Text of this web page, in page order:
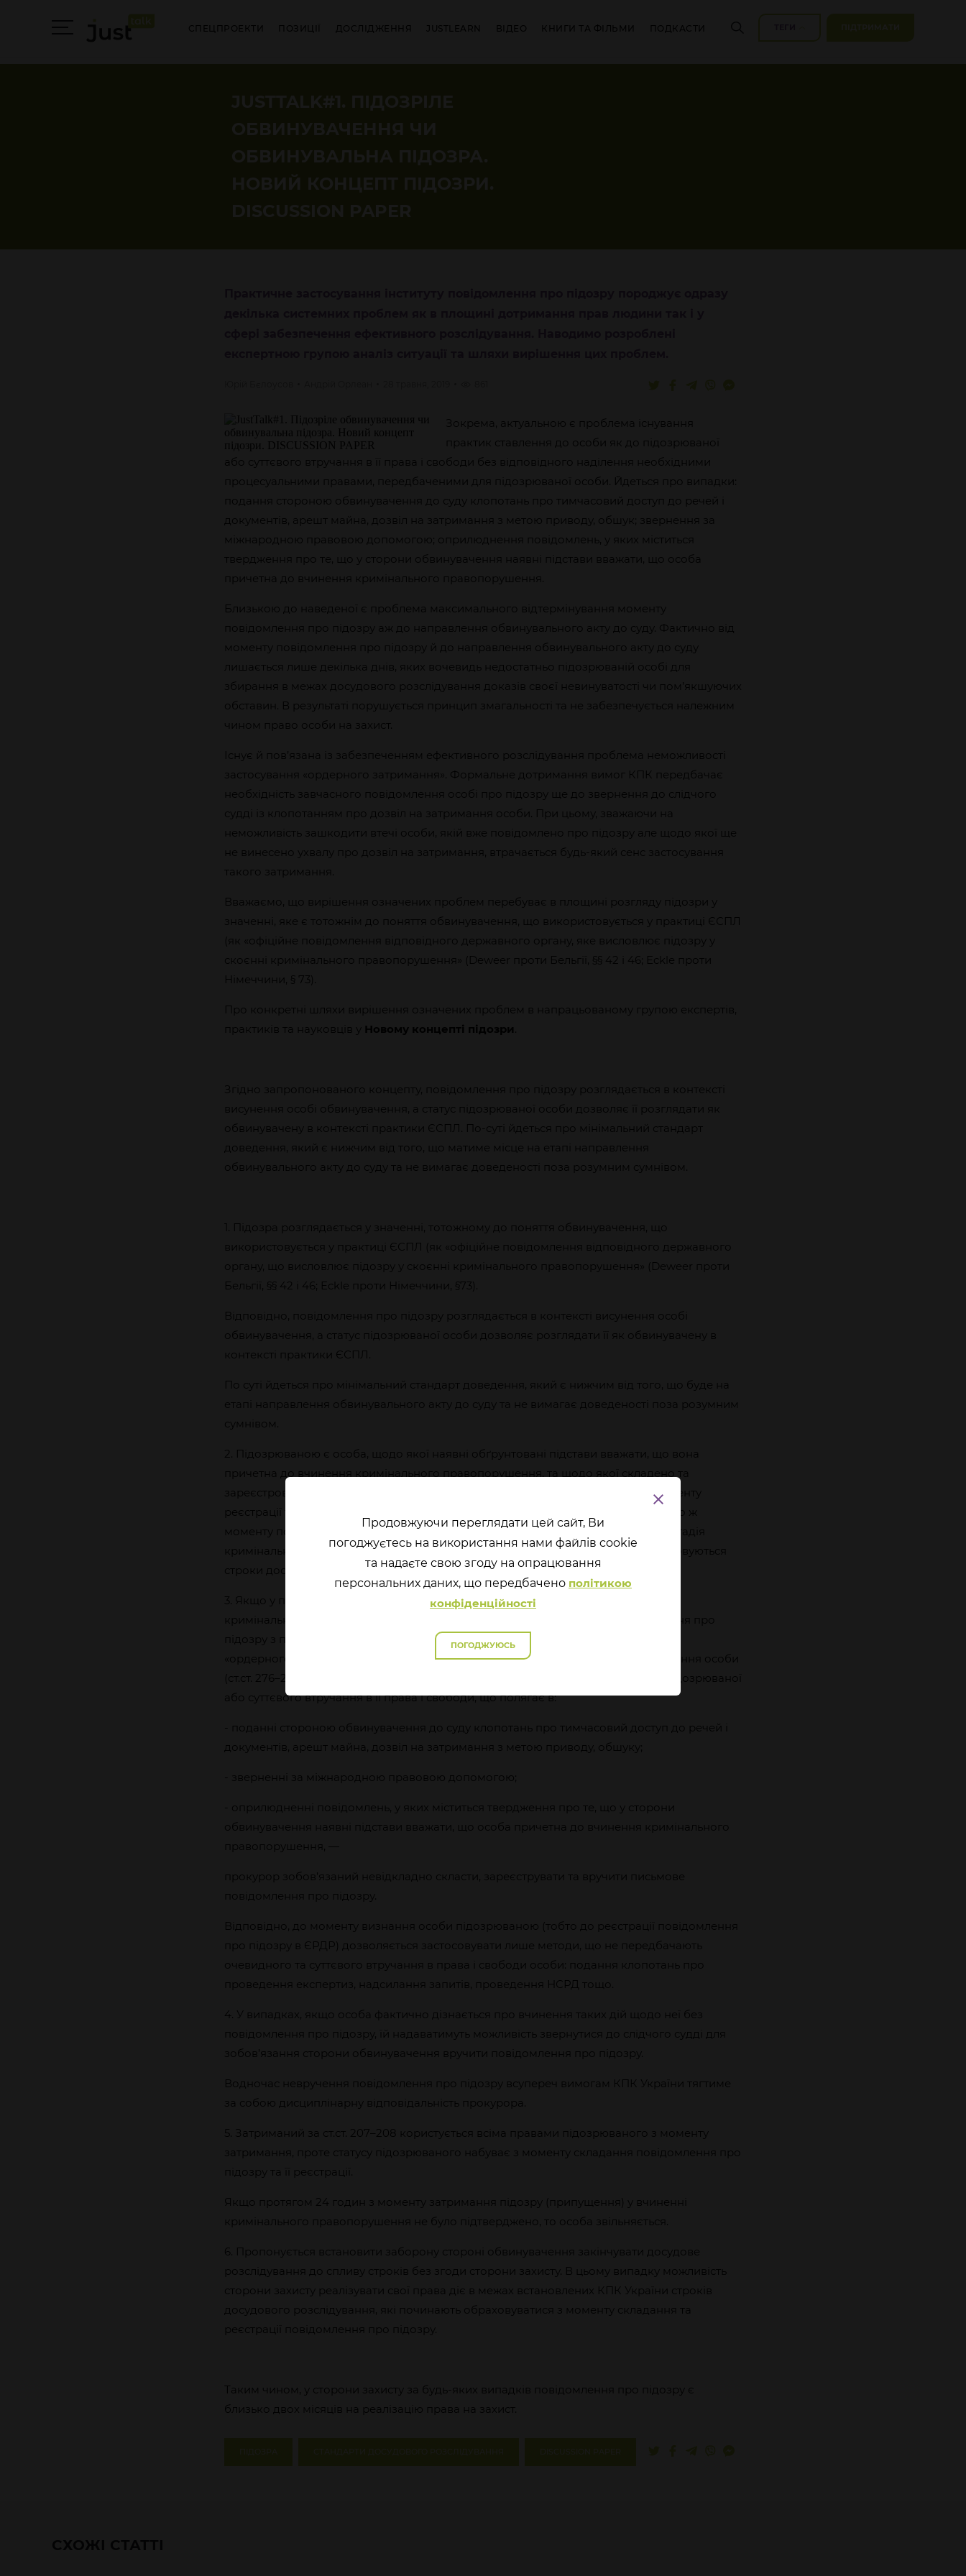
СПЕЦПРОЕКТИ ПОЗИЦІЇ ДОСЛІДЖЕННЯ JUSTLEARN ВІДЕО КНИГИ ТА ФІЛЬМИ ПОДКАСТИ
Зокрема, актуальною є проблема існування
практик ставлення до особи як до підозрюваної
або суттєвого втручання в її права і свободи без відповідного наділення необхідними
процесуальними правами, передбаченими для підозрюваної особи. Йдеться про випадки:
подання стороною обвинувачення до суду клопотань про тимчасовий доступ до речей і
документів, арешт майна, дозвіл на затримання з метою приводу, обшук; звернення за
міжнародною правовою допомогою; оприлюднення повідомлень, у яких міститься
твердження про те, що у сторони обвинувачення наявні підстави вважати, що особа
причетна до вчинення кримінального правопорушення.
Близькою до наведеної є проблема максимального відтермінування моменту
повідомлення про підозру аж до направлення обвинувального акту до суду. Фактично від
моменту повідомлення про підозру й до направлення обвинувального акту до суду
лишається лише декілька днів, яких вочевидь недостатньо підозрюваній особі для
збирання в межах досудового розслідування доказів своєї невинуватості чи пом’якшуючих
обставин. В результаті порушується принцип змагальності та не забезпечується належним
чином право особи на захист.
Існує й пов’язана із забезпеченням ефективного розслідування проблема неможливості
застосування «ордерного затримання». Формальне дотримання вимог КПК передбачає
необхідність завчасного повідомлення особі про підозру ще до звернення до слідчого
судді із клопотанням про дозвіл на затримання особи. При цьому, зважаючи на
неможливість зашкодити втечі особи, якій вже повідомлено про підозру але щодо якої ще
не винесено ухвалу про дозвіл на затримання, втрачається будь-який сенс застосування
такого затримання.
Вважаємо, що вирішення означених проблем перебуває в площині розгляду підозри у
значенні, яке є тотожнім до поняття обвинувачення, що використовується у практиці ЄСПЛ
(як «офіційне повідомлення відповідного державного органу, яке висловлює підозру у
скоєнні кримінального правопорушення» (Deweer проти Бельгії, §§ 42 і 46; Eckle проти
Німеччини, § 73).
Про конкретні шляхи вирішення означених проблем в напрацьованому групою експертів,
практиків та науковців у
Новому концепті підозри
Згідно запропонованого концепту, повідомлення про підозру розглядається в контексті
висунення особі обвинувачення, а статус підозрюваної особи дозволяє її розглядати як
обвинувачену в контексті практики ЄСПЛ. По-суті йдеться про мінімальний стандарт
доведення, який є нижчим від того, що матиме місце на етапі направлення
обвинувального акту до суду та не вимагає доведеності поза розумним сумнівом.
1. Підозра розглядається у значенні, тотожному до поняття обвинувачення, що
використовується у практиці ЄСПЛ (як «офіційне повідомлення відповідного державного
органу, що висловлює підозру у скоєнні кримінального правопорушення» (Deweer проти
Бельгії, §§ 42 і 46; Eckle проти Німеччини, §73).
Відповідно, повідомлення про підозру розглядається в контексті висунення особі
обвинувачення, а статус підозрюваної особи дозволяє розглядати її як обвинувачену в
контексті практики ЄСПЛ.
По суті йдеться про мінімальний стандарт доведення, який є нижчим від того, що буде на
етапі направлення обвинувального акту до суду та не вимагає доведеності поза розумним
сумнівом.
2. Підозрюваною є особа, щодо якої наявні обґрунтовані підстави вважати, що вона
причетна до вчинення кримінального правопорушення, та щодо якої складено та
зареєстровано повідомлення про підозру (необхідні зміни до ст. 42 КПК). З моменту
реєстрації такого повідомлення особа набуває прав підозрюваної особи. З цього ж
моменту починається притягнення особи до кримінальної відповідальності як стадія
кримінального провадження (зміни до п. 14 ч. 1 ст. 3 КПК України), а також обраховуються
строки досудового розслідування (зміни до ст. 219 КПК України).
3. Якщо у прокурора достатньо доказів вважати особу причетною до вчинення
кримінального правопорушення, то він складає та реєструє в ЄРДР повідомлення про
підозру з подальшим обов’язком негайно його вручити, за винятком випадків
«ордерного» затримання, коли підозра має бути врученою одразу після затримання особи
(ст.ст. 276–278 КПК). При цьому у випадках фактичного ставлення до особи як підозрюваної
або суттєвого втручання в її права і свободи, що полягає в:
- поданні стороною обвинувачення до суду клопотань про тимчасовий доступ до речей і
документів, арешт майна, дозвіл на затримання з метою приводу, обшуку;
- зверненні за міжнародною правовою допомогою;
- оприлюдненні повідомлень, у яких міститься твердження про те, що у сторони
обвинувачення наявні підстави вважати, що особа причетна до вчинення кримінального
правопорушення, —
прокурор зобов’язаний невідкладно скласти, зареєструвати та вручити письмове
повідомлення про підозру.
Відповідно, до моменту визнання особи підозрюваною (тобто до реєстрації повідомлення
про підозру в ЄРДР) дозволяється застосовувати лише методи, що не передбачають
очевидного та суттєвого втручання в права і свободи особи: подання клопотань про
проведення експертиз, надсилання запитів, проведення НСРД тощо.
4. У випадках, якщо особа фактично дізнається про вчинення таких дій щодо неї без
повідомлення про підозру, їй надаватимуть можливість звернутися до слідчого судді для
зобов’язання сторони обвинувачення вручити повідомлення про підозру.
Водночас невручення повідомлення про підозру всупереч вимогам КПК України тягтиме
за собою дисциплінарну відповідальність прокурора.
5. Затриманий за ст.ст. 207–208 користується всіма правами підозрюваного з моменту
затримання, проте статусу підозрюваного набуває з моменту складання повідомлення про
підозру та її реєстрації.
Якщо протягом 24 годин з моменту затримання підозру (припущення) у вчиненні
кримінального правопорушення не було підтверджено, то особа звільняється.
6. Пропонується встановити заборону стороні обвинувачення закінчувати досудове
розслідування до спливу строків без згоди сторони захисту. В цьому випадку можливість
сторони захисту реалізувати свої права діє в межах встановлених КПК України строків
досудового розслідування, які починають обраховуватися з моменту складання та
реєстрації повідомлення про підозру.
Таким чином, у сторони захисту за будь-яких випадків повідомлення про підозру є
близько двох місяців на реалізацію права на захист.
Продовжуючи переглядати цей сайт, Ви
погоджуєтесь на використання нами файлів cookie
та надаєте свою згоду на опрацювання
перcональних даних, що передбачено політикою
конфіденційності
ПОГОДЖУЮСЬ